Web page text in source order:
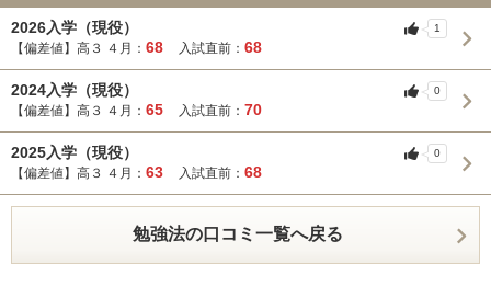
2026入学（現役）
【偏差値】高３ ４月： 68 入試直前： 68
1
2024入学（現役）
【偏差値】高３ ４月： 65 入試直前： 70
0
2025入学（現役）
【偏差値】高３ ４月： 63 入試直前： 68
0
勉強法の口コミ一覧へ戻る